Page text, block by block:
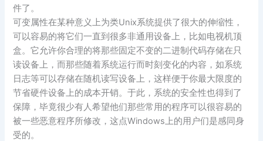
件了。
可变属性在某种意义上为类Unix系统提供了很大的伸缩性，
可以容易的将它们一直到很多非通用设备上，比如电视机顶
盒。它允许你合理的将那些固定不变的二进制代码存储在只
读设备上，而那些随着系统运行而时刻变化的内容，如系统
日志等可以存储在随机读写设备上，这样便于你最大限度的
节省硬件设备上的成本开销。于此，系统的安全性也得到了
保障，毕竟很少有人希望他们那些常用的程序可以很容易的
被一些恶意程序所修改，这点Windows上的用户们是感同身
受的。